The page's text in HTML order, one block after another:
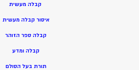
קבלה מעשית
איסור קבלה מעשית
קבלה ספר הזוהר
קבלה ומדע
תורת בעל הסולם